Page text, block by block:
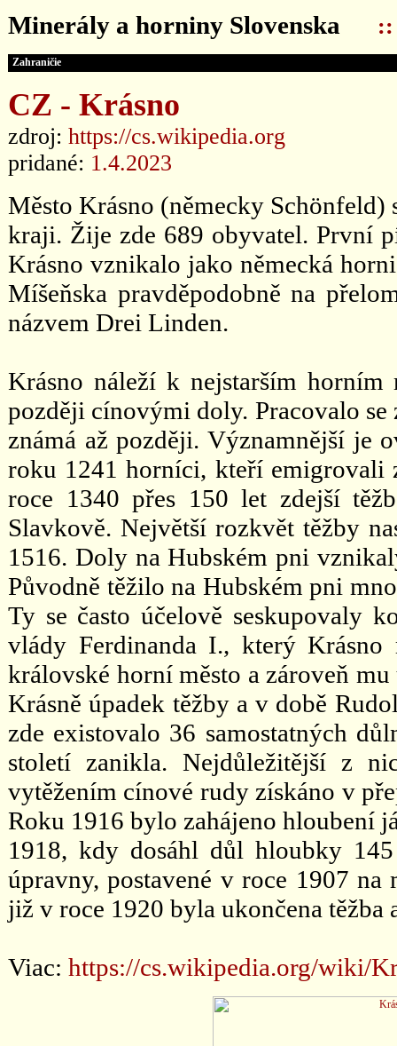
Minerály a horniny Slovenska ::
Zahraničie
CZ - Krásno
zdroj: https://cs.wikipedia.org
pridané: 1.4.2023
Město Krásno (německy
kraji. Žije zde 689 obyvatel. První
Krásno vznikalo jako německá
Míšeňska pravděpodobně na
názvem Drei Linden.
Krásno náleží k nejstarším
později cínovými doly. Pracovalo
známá až později. Významnější je
roku 1241 horníci, kteří
roce 1340 přes 150 let zdejší
Slavkově. Největší rozkvět těžby
1516. Doly na Hubském pni
Původně těžilo na Hubském pni
Ty se často účelově seskupovaly
vlády Ferdinanda I., který
královské horní město a zároveň
Krásně úpadek těžby a v době
zde existovalo 36 samostatných
století zanikla. Nejdůležitější z
vytěžením cínové rudy získáno v
Roku 1916 bylo zahájeno hloubení
1918, kdy dosáhl důl hloubky
úpravny, postavené v roce 1907
již v roce 1920 byla ukončena těžba
Viac: https://cs.wikipedia.org/wiki/